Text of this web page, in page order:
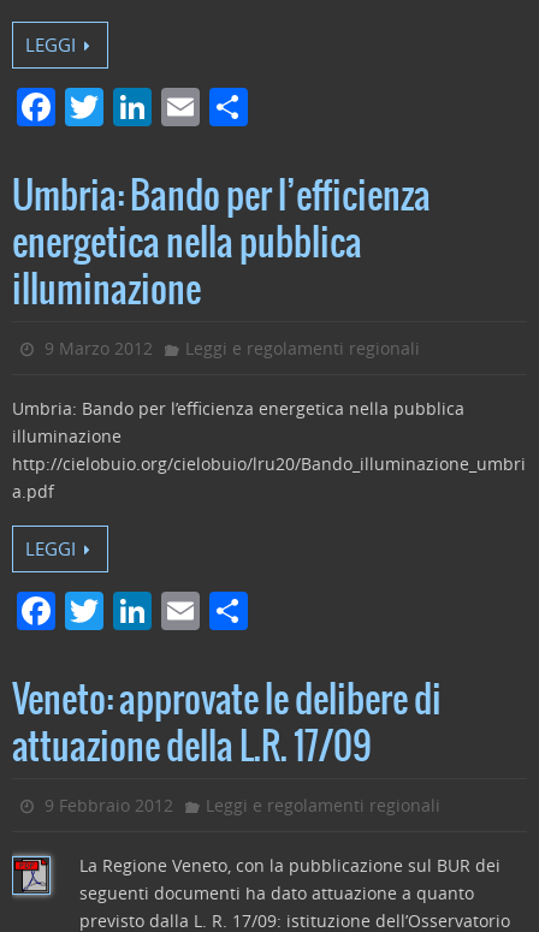
LEGGI
F
c
e
b
o
o
T
itt
er
Li
k
e
dI
n
E
ai
l
n
di
vi
Umbria: Bando per l’efficienza
energetica nella pubblica
illuminazione
9 Marzo 2012 Leggi e regolamenti regionali
Umbria: Bando per l’efficienza energetica nella pubblica
illuminazione
http://cielobuio.org/cielobuio/lru20/Bando_illuminazione_umbri
a.pdf
LEGGI
F
c
e
b
o
T
itt
er
Li
k
e
dI
n
E
ai
l
n
di
vi
di
Veneto: approvate le delibere di
attuazione della L.R. 17/09
9 Febbraio 2012 Leggi e regolamenti regionali
La Regione Veneto, con la pubblicazione sul BUR dei
seguenti documenti ha dato attuazione a quanto
previsto dalla L. R. 17/09: istituzione dell’Osservatorio